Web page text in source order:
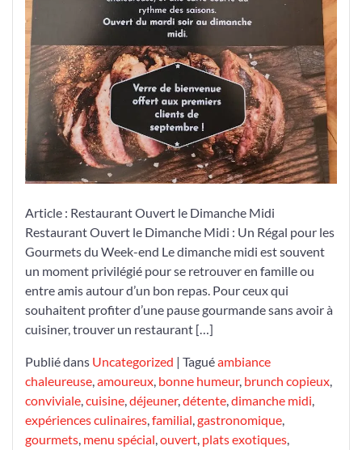
Article : Restaurant Ouvert le Dimanche Midi
Restaurant Ouvert le Dimanche Midi : Un Régal pour les
Gourmets du Week-end Le dimanche midi est souvent
un moment privilégié pour se retrouver en famille ou
entre amis autour d’un bon repas. Pour ceux qui
souhaitent profiter d’une pause gourmande sans avoir à
cuisiner, trouver un restaurant […]
Publié dans Uncategorized | Taguéambiance
chaleureuse,amoureux, bonne humeur, brunch copieux,
conviviale,cuisine,déjeuner,détente,dimanche midi,
expériences culinaires,familial,gastronomique,
gourmets, menu spécial,ouvert, plats exotiques,